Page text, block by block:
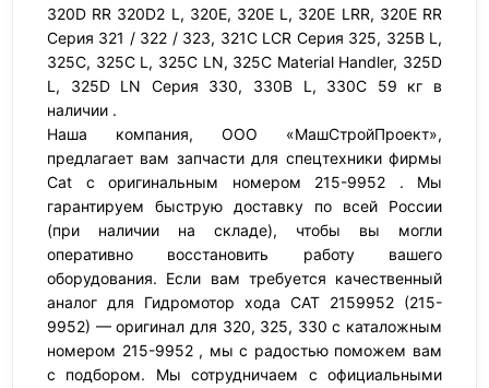
320D RR 320D2 L, 320E, 320E L, 320E LRR, 320E RR
Серия 321 / 322 / 323, 321C LCR Серия 325, 325B L,
325C, 325C L, 325C LN, 325C Material Handler, 325D
L, 325D LN Серия 330, 330B L, 330C 59 кг в
наличии .
Наша компания, ООО «МашСтройПроект»,
предлагает вам запчасти для спецтехники фирмы
Cat с оригинальным номером 215-9952 . Мы
гарантируем быструю доставку по всей России
(при наличии на складе), чтобы вы могли
оперативно восстановить работу вашего
оборудования. Если вам требуется качественный
аналог для Гидромотор хода CAT 2159952 (215-
9952) — оригинал для 320, 325, 330 с каталожным
номером 215-9952 , мы с радостью поможем вам
с подбором. Мы сотрудничаем с официальными